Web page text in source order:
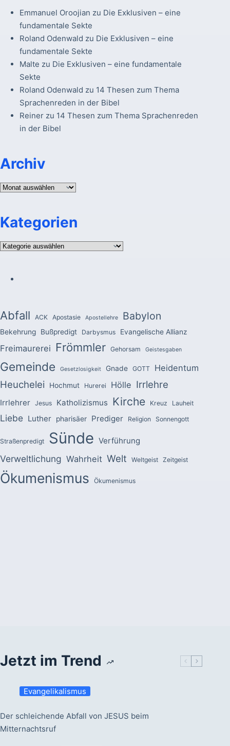
Emmanuel Oroojian zu Die Exklusiven – eine
fundamentale Sekte
Roland Odenwald zu Die Exklusiven – eine
fundamentale Sekte
Malte zu Die Exklusiven – eine fundamentale
Sekte
Roland Odenwald zu 14 Thesen zum Thema
Sprachenreden in der Bibel
Reinerzu 14 Thesen zum Thema Sprachenreden
in der Bibel
Archiv
Archiv
Kategorien
Kategorien
Abfall ACK Apostasie Apostellehre Babylon
Bekehrung Bußpredigt Darbysmus Evangelische Allianz
Freimaurerei Frömmler Gehorsam Geistesgaben
Gemeinde Gesetzlosigkeit Gnade GOTT Heidentum
Heuchelei Hochmut Hurerei Hölle Irrlehre
Irrlehrer Jesus Katholizismus Kirche Kreuz Lauheit
Liebe Luther pharisäer Prediger Religion Sonnengott
Straßenpredigt Sünde Verführung
Verweltlichung Wahrheit Welt Weltgeist Zeitgeist
Ökumenismus Ökumenismus
Jetzt im Trend
Evangelikalismus
Der schleichende Abfall von JESUS beim
Mitternachtsruf